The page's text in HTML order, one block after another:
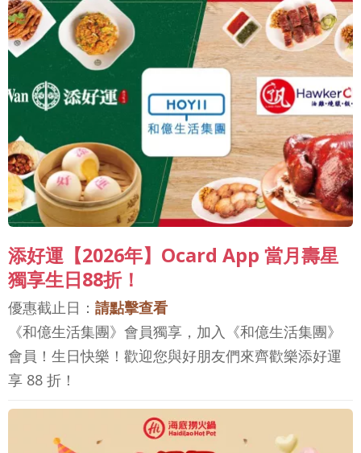
添好運【2026年】Ocard App 當月壽星
獨享生日88折！
優惠截止日： 請點擊查看
《和億生活集團》會員獨享，加入《和億生活集團》
會員！生日快樂！歡迎您與好朋友們來齊歡樂添好運
享 88 折！